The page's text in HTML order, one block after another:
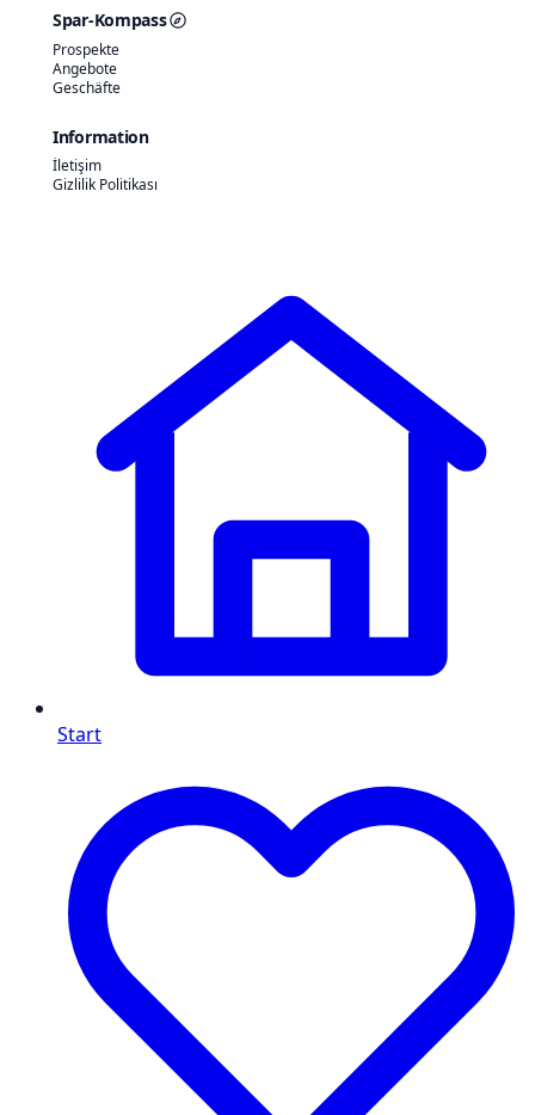
Spar-Kompass
Prospekte
Angebote
Geschäfte
Information
İletişim
Gizlilik Politikası
Start